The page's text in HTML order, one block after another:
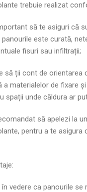
trebuie realizat
să te asiguri că
este curată,
fisuri sau infiltrații;
să ții cont de
a materialelor de fixare
spații unde căldura ar
să apelezi la
pentru a te
vedere ca panourile se